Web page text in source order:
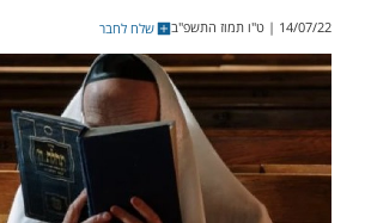
י"ז בתמוז - צמים על חמישה
עם ישראל
שלח לחבר